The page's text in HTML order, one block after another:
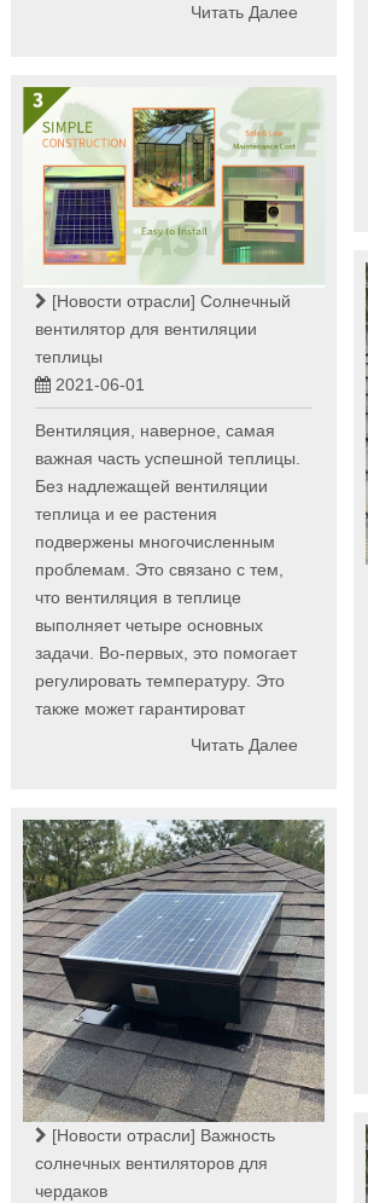
Читать Далее
[Новости отрасли] Солнечный
вентилятор для вентиляции
теплицы
2021-06-01
Вентиляция, наверное, самая
важная часть успешной теплицы.
Без надлежащей вентиляции
теплица и ее растения
подвержены многочисленным
проблемам. Это связано с тем,
что вентиляция в теплице
выполняет четыре основных
задачи. Во-первых, это помогает
регулировать температуру. Это
также может гарантироват
Читать Далее
[Новости отрасли] Важность
солнечных вентиляторов для
чердаков